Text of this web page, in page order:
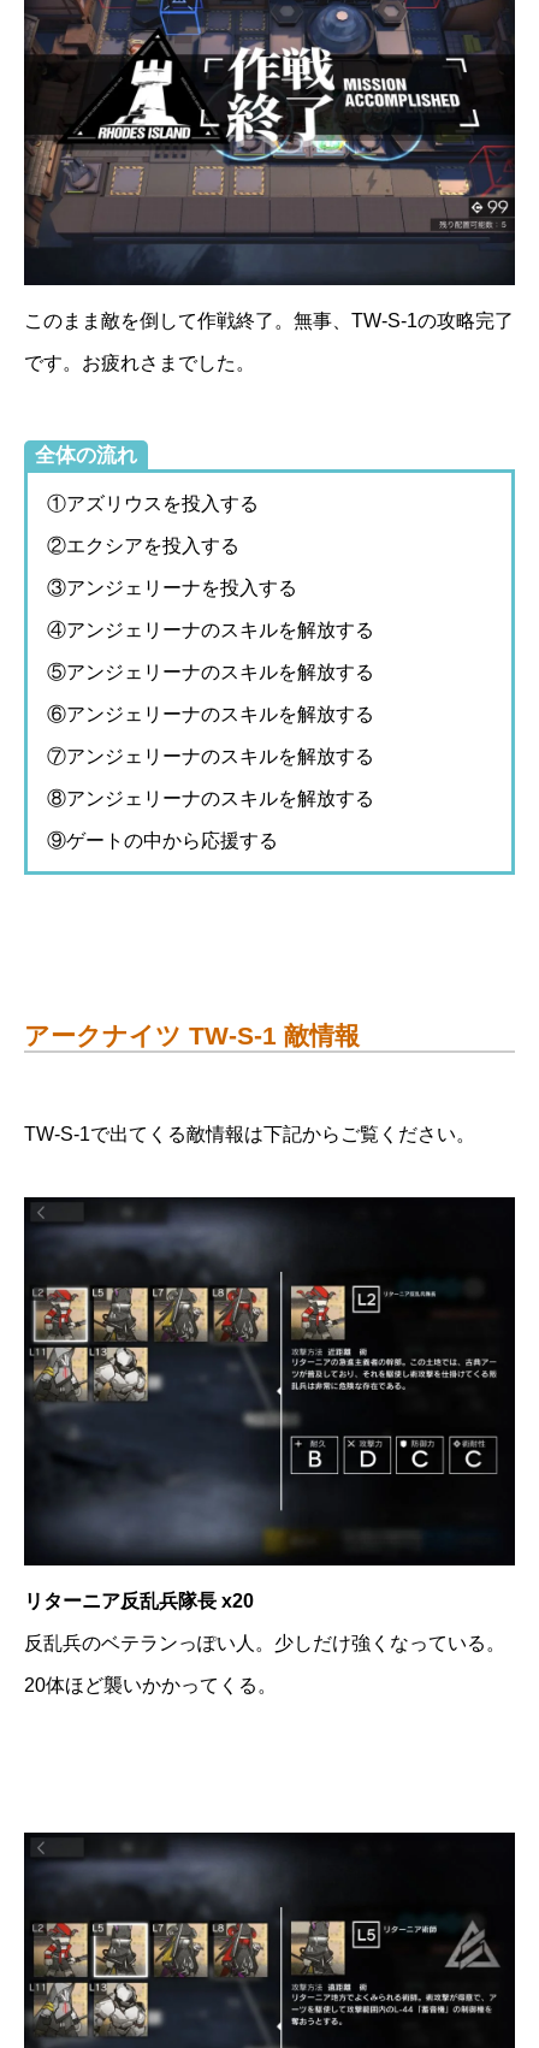
このまま敵を倒して作戦終了。無事、TW-S-1の攻略完了
です。お疲れさまでした。
全体の流れ
①アズリウスを投入する
②エクシアを投入する
③アンジェリーナを投入する
④アンジェリーナのスキルを解放する
⑤アンジェリーナのスキルを解放する
⑥アンジェリーナのスキルを解放する
⑦アンジェリーナのスキルを解放する
⑧アンジェリーナのスキルを解放する
⑨ゲートの中から応援する
アークナイツ TW-S-1 敵情報
TW-S-1で出てくる敵情報は下記からご覧ください。
リターニア反乱兵隊長 x20
反乱兵のベテランっぽい人。少しだけ強くなっている。
20体ほど襲いかかってくる。